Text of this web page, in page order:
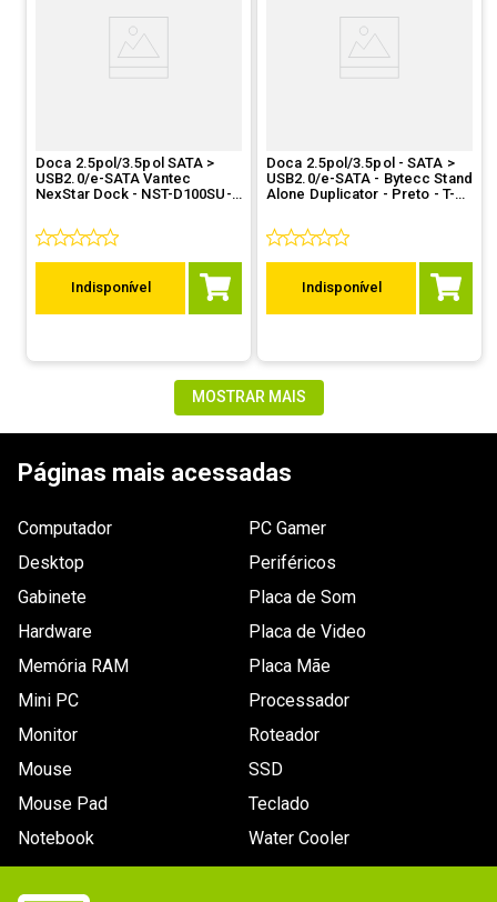
Doca 2.5pol/3.5pol SATA >
USB2.0/e-SATA Vantec
NexStar Dock - NST-D100SU-
Indisponível
Doca 2.5pol/3.5pol - SATA >
USB2.0/e-SATA - Bytecc Stand
Alone Duplicator - Preto - T-
Indisponível
MOSTRAR MAIS
Páginas mais acessadas
Computador
Desktop
Gabinete
Hardware
Memória RAM
Mini PC
Monitor
Mouse
Mouse Pad
Notebook
PC Gamer
Periféricos
Placa de Som
Placa de Video
Placa Mãe
Processador
Roteador
SSD
Teclado
Water Cooler